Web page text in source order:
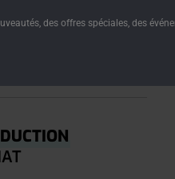
des offres spéciales, des